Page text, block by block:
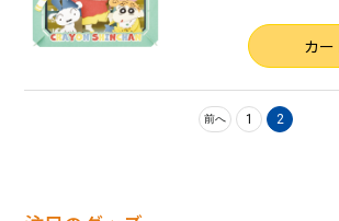
カー
前へ 1 2